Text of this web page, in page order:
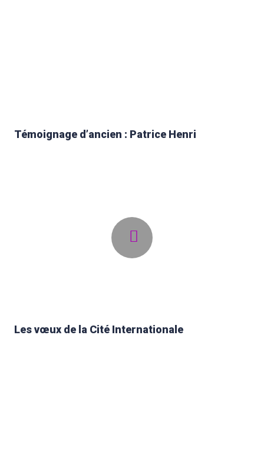
Témoignage d’ancien : Patrice Henri
Les vœux de la Cité Internationale